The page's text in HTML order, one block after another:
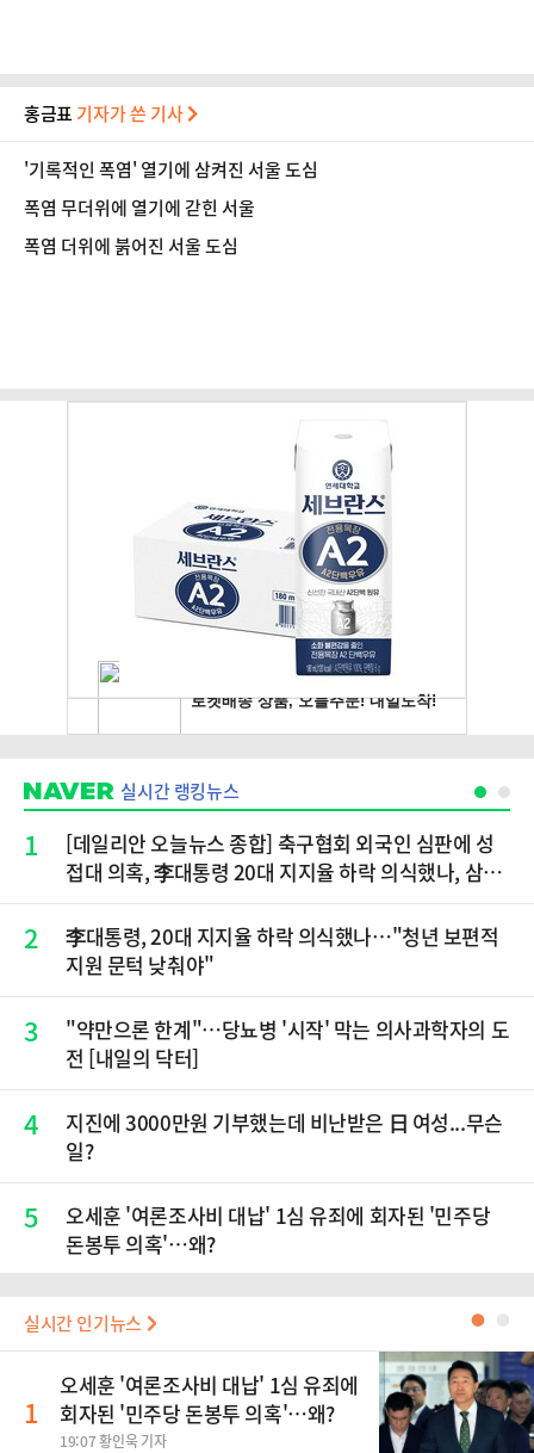
홍금표 기자가 쓴 기사
'기록적인 폭염' 열기에 삼켜진 서울 도심
폭염 무더위에 열기에 갇힌 서울
폭염 더위에 붉어진 서울 도심
실시간 랭킹뉴스
1
[데일리안 오늘뉴스 종합] 축구협회 외국인 심판에 성
접대 의혹, 李대통령 20대 지지율 하락 의식했나, 삼전
재점화, 김민석 "과반 승리 가능성 99%" 등
2
李대통령, 20대 지지율 하락 의식했나…"청년 보편적
지원 문턱 낮춰야"
3
"약만으론 한계"…당뇨병 '시작' 막는 의사과학자의 도
전 [내일의 닥터]
4
지진에 3000만원 기부했는데 비난받은 日 여성...무슨
일?
5
오세훈 '여론조사비 대납' 1심 유죄에 회자된 '민주당
돈봉투 의혹'…왜?
실시간 인기뉴스 ●
1
오세훈 '여론조사비 대납' 1심 유죄에
회자된 '민주당 돈봉투 의혹'…왜?
19:07 황인욱 기자